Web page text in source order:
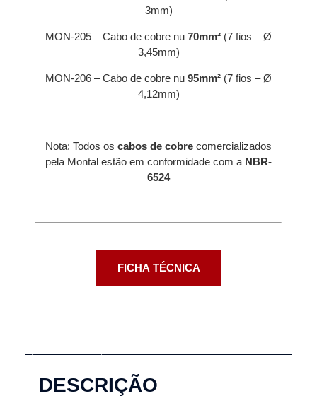
3mm)
MON-205 – Cabo de cobre nu 70mm² (7 fios – Ø
3,45mm)
MON-206 – Cabo de cobre nu 95mm² (7 fios – Ø
4,12mm)
Nota: Todos os cabos de cobre comercializados
pela Montal estão em conformidade com a NBR-
6524
FICHA TÉCNICA
DESCRIÇÃO